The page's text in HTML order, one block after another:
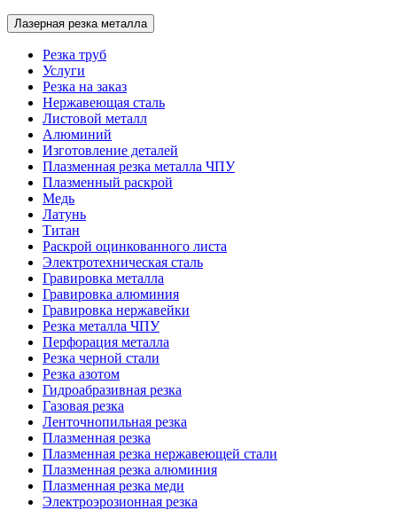
Лазерная резка металла
Резка труб
Услуги
Резка на заказ
Нержавеющая сталь
Листовой металл
Алюминий
Изготовление деталей
Плазменная резка металла ЧПУ
Плазменный раскрой
Медь
Латунь
Титан
Раскрой оцинкованного листа
Электротехническая сталь
Гравировка металла
Гравировка алюминия
Гравировка нержавейки
Резка металла ЧПУ
Перфорация металла
Резка черной стали
Резка азотом
Гидроабразивная резка
Газовая резка
Ленточнопильная резка
Плазменная резка
Плазменная резка нержавеющей стали
Плазменная резка алюминия
Плазменная резка меди
Электроэрозионная резка